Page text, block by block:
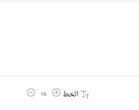
الخطزيادة حجم الخط
16 تقليل حجم الخط